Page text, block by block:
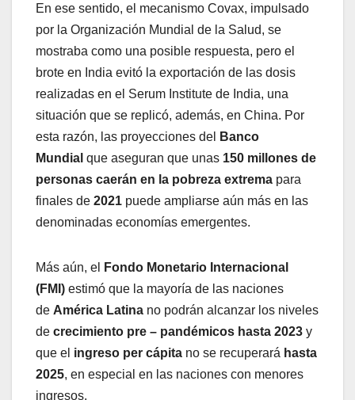
En ese sentido, el mecanismo Covax, impulsado
por la Organización Mundial de la Salud, se
mostraba como una posible respuesta, pero el
brote en India evitó la exportación de las dosis
realizadas en el Serum Institute de India, una
situación que se replicó, además, en China. Por
esta razón, las proyecciones del
Banco
Mundial que aseguran que unas 150 millones de
personas caerán en la pobreza extrema para
finales de 2021 puede ampliarse aún más en las
denominadas economías emergentes.
Más aún, el
Fondo Monetario Internacional
(FMI) estimó que la mayoría de las naciones
de América Latina no podrán alcanzar los niveles
de crecimiento pre – pandémicos hasta 2023 y
que el ingreso per cápita no se recuperará hasta
2025, en especial en las naciones con menores
ingresos.